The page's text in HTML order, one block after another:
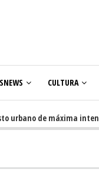
CULTURA
de máxima intensidad